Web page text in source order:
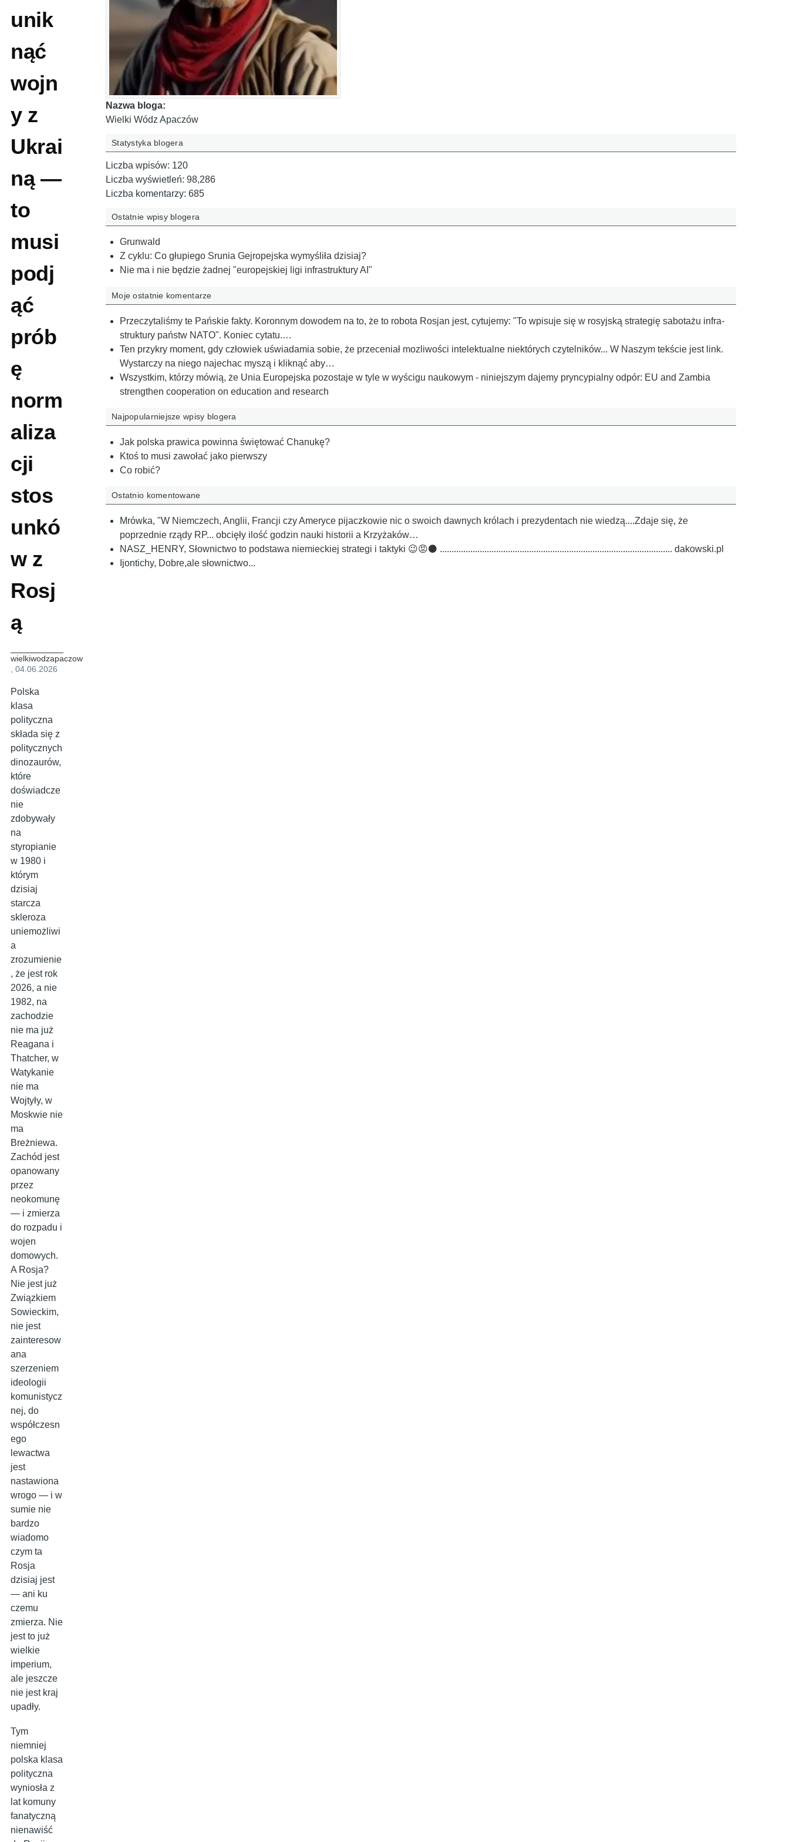
unik
nąć
wojn
y z
Ukrai
ną —
to
musi
podj
ąć
prób
ę
norm
aliza
cji
stos
unkó
w z
Rosj
ą
wielkiwodzapaczow
, 04.06.2026
Polska
klasa
polityczna
składa się z
politycznych
dinozaurów,
które
doświadcze
nie
zdobywały
na
styropianie
w 1980 i
którym
dzisiaj
starcza
skleroza
uniemożliwi
a
zrozumienie
, że jest rok
2026, a nie
1982, na
zachodzie
nie ma już
Reagana i
Thatcher, w
Watykanie
nie ma
Wojtyły, w
Moskwie nie
ma
Breżniewa.
Zachód jest
opanowany
przez
neokomunę
— i zmierza
do rozpadu i
wojen
domowych.
A Rosja?
Nie jest już
Związkiem
Sowieckim,
nie jest
zainteresow
ana
szerzeniem
ideologii
komunistycz
nej, do
współczesn
ego
lewactwa
jest
nastawiona
wrogo — i w
sumie nie
bardzo
wiadomo
czym ta
Rosja
dzisiaj jest
— ani ku
czemu
zmierza. Nie
jest to już
wielkie
imperium,
ale jeszcze
nie jest kraj
upadły.
Tym
niemniej
polska klasa
polityczna
wyniosła z
lat komuny
fanatyczną
nienawiść
Nazwa bloga:
Wielki Wódz Apaczów
Statystyka blogera
Liczba wpisów: 120
Liczba wyświetleń: 98,286
Liczba komentarzy: 685
Ostatnie wpisy blogera
Grunwald
Z cyklu: Co głupiego Srunia Gejropejska wymyśliła dzisiaj?
Nie ma i nie będzie żadnej "europejskiej ligi infrastruktury AI"
Moje ostatnie komentarze
Przeczytaliśmy te Pańskie fakty. Koronnym dowodem na to, że to robota Rosjan jest, cytujemy: "To wpi­su­je się w ro­syj­ską stra­te­gię sa­bo­ta­żu in­fra­
struk­tu­ry pań­stw NA­TO". Koniec cytatu.…
Ten przykry moment, gdy człowiek uświadamia sobie, że przeceniał mozliwości intelektualne niektórych czytelników... W Naszym tekście jest link.
Wystarczy na niego najechac myszą i kliknąć aby…
Wszystkim, którzy mówią, że Unia Europejska pozostaje w tyle w wyścigu naukowym - niniejszym dajemy pryncypialny odpór: EU and Zambia
strengthen cooperation on education and research
Najpopularniejsze wpisy blogera
Jak polska prawica powinna świętować Chanukę?
Ktoś to musi zawołać jako pierwszy
Co robić?
Ostatnio komentowane
Mrówka, "W Niemczech, Anglii, Francji czy Ameryce pijaczkowie nic o swoich dawnych królach i prezydentach nie wiedzą....Zdaje się, że
poprzednie rządy RP... obcięły ilość godzin nauki historii a Krzyżaków…
NASZ_HENRY, Słownictwo to podstawa niemieckiej strategi i taktyki 😉😡⚫️ ................................................................................................... dakowski.pl
Ijontichy, Dobre,ale słownictwo...